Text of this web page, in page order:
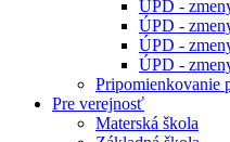
ÚPD -
ÚPD -
ÚPD -
ÚPD -
Pripomienkovanie
Pre verejnosť
Materská škola